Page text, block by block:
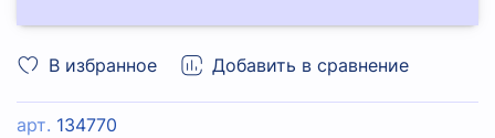
В избранное Добавить в сравнение
арт. 134770